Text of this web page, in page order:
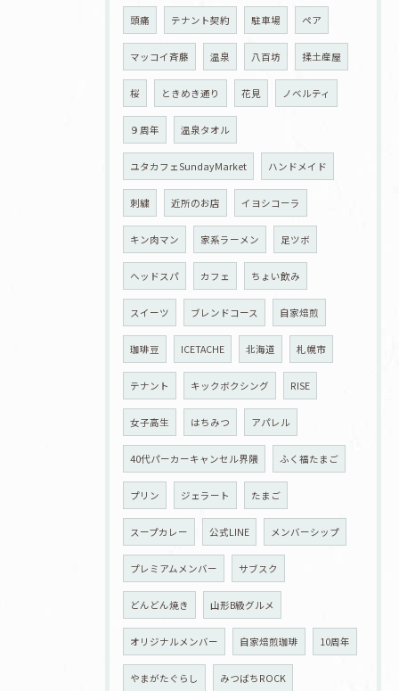
頭痛 テナント契約 駐車場 ペア
マッコイ斉藤 温泉 八百坊 揉土産屋
桜 ときめき通り 花見 ノベルティ
９周年 温泉タオル
ユタカフェSundayMarket ハンドメイド
刺繍 近所のお店 イヨシコーラ
キン肉マン 家系ラーメン 足ツボ
ヘッドスパ カフェ ちょい飲み
スイーツ ブレンドコース 自家焙煎
珈琲豆 ICETACHE 北海道 札幌市
テナント キックボクシング RISE
女子高生 はちみつ アパレル
40代パーカーキャンセル界隈 ふく福たまご
プリン ジェラート たまご
スープカレー 公式LINE メンバーシップ
プレミアムメンバー サブスク
どんどん焼き 山形B級グルメ
オリジナルメンバー 自家焙煎珈琲 10周年
やまがたぐらし みつばちROCK